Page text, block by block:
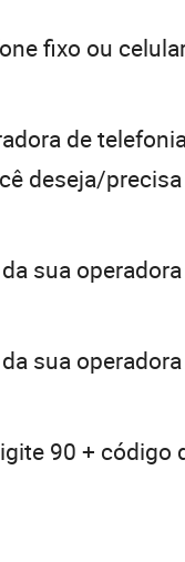
fixo ou
de
deseja/
sua
sua
90 + código